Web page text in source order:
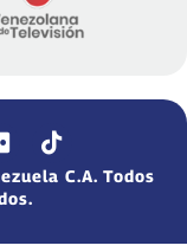
C.A. Todos